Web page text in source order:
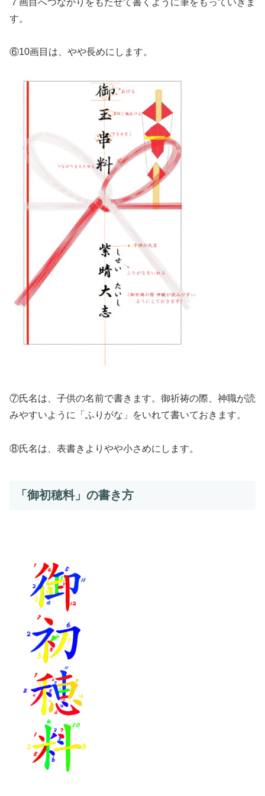
す。
⑥10画目は、やや長めにします。
⑦氏名は、子供の名前で書きます。御祈祷の際、神職が読
みやすいように「ふりがな」をいれて書いておきます。
⑧氏名は、表書きよりやや小さめにします。
「御初穂料」の書き方